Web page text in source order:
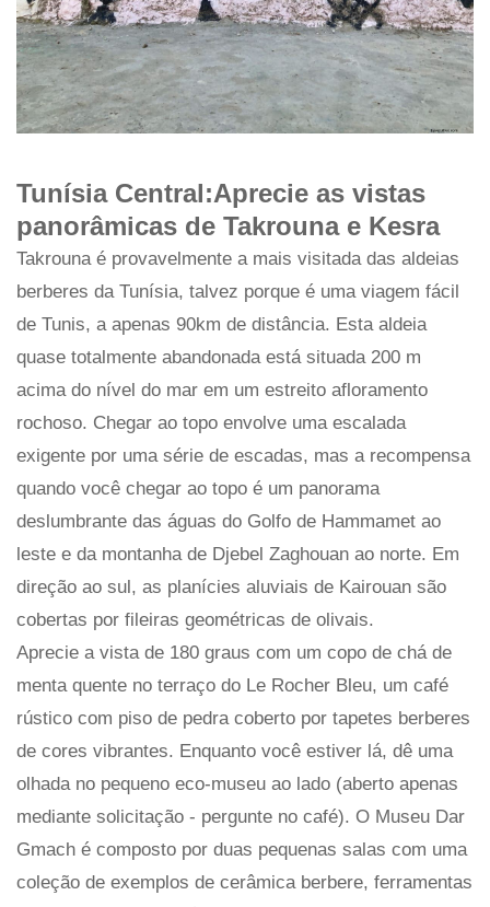
Tunísia Central:Aprecie as vistas
panorâmicas de Takrouna e Kesra
Takrouna é provavelmente a mais visitada das aldeias
berberes da Tunísia, talvez porque é uma viagem fácil
de Tunis, a apenas 90km de distância. Esta aldeia
quase totalmente abandonada está situada 200 m
acima do nível do mar em um estreito afloramento
rochoso. Chegar ao topo envolve uma escalada
exigente por uma série de escadas, mas a recompensa
quando você chegar ao topo é um panorama
deslumbrante das águas do Golfo de Hammamet ao
leste e da montanha de Djebel Zaghouan ao norte. Em
direção ao sul, as planícies aluviais de Kairouan são
cobertas por fileiras geométricas de olivais.
Aprecie a vista de 180 graus com um copo de chá de
menta quente no terraço do Le Rocher Bleu, um café
rústico com piso de pedra coberto por tapetes berberes
de cores vibrantes. Enquanto você estiver lá, dê uma
olhada no pequeno eco-museu ao lado (aberto apenas
mediante solicitação - pergunte no café). O Museu Dar
Gmach é composto por duas pequenas salas com uma
coleção de exemplos de cerâmica berbere, ferramentas